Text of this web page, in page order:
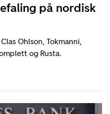
på nordisk
Ohlson, Tokmanni,
og Rusta.